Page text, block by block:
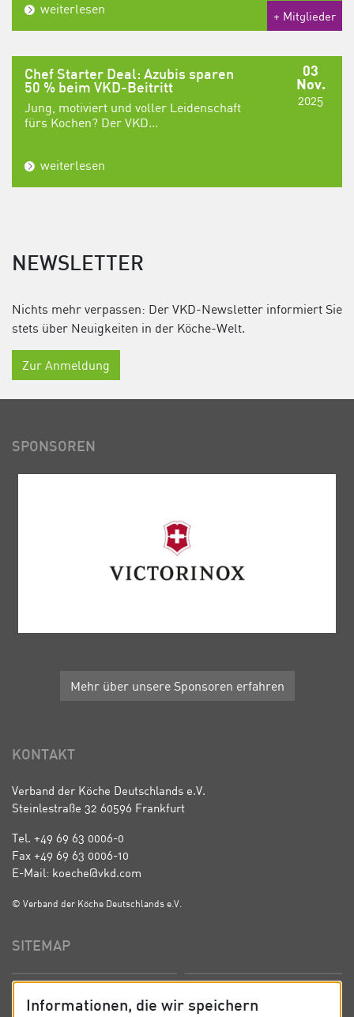
+ Mitglieder
weiterlesen
03
Nov.
2025
Chef Starter Deal: Azubis sparen
50 % beim VKD-Beitritt
Jung, motiviert und voller Leidenschaft
fürs Kochen? Der VKD...
weiterlesen
NEWSLETTER
Nichts mehr verpassen: Der VKD-Newsletter informiert Sie
stets über Neuigkeiten in der Köche-Welt.
Zur Anmeldung
SPONSOREN
Mehr über unsere Sponsoren erfahren
KONTAKT
Verband der Köche Deutschlands e.V.
Steinlestraße 32 60596 Frankfurt
Tel. +49 69 63 0006-0
Fax +49 69 63 0006-10
E-Mail: koeche@vkd.com
© Verband der Köche Deutschlands e.V.
SITEMAP
Informationen, die wir speichern